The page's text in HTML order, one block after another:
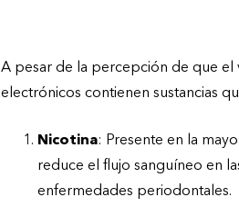
A pesar de la percepción de que el
electrónicos contienen sustancias
Nicotina: Presente en la
reduce el flujo sanguíneo en
enfermedades periodontales.